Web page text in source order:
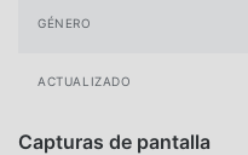
GÉNERO
ACTUALIZADO
Capturas de pantalla